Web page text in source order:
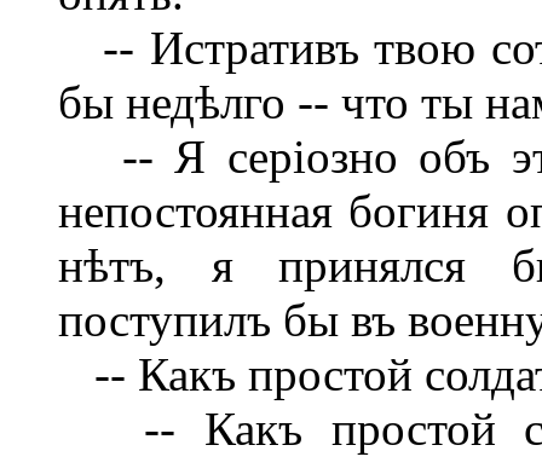
-- Истративъ твою
бы недѣлго -- что ты
-- Я серіозно объ
непостоянная богиня
нѣтъ, я принялся
поступилъ бы въ
-- Какъ простой
-- Какъ простой